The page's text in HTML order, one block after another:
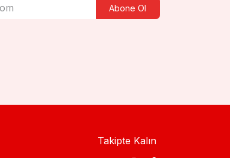
Abone Ol
Takipte Kalın